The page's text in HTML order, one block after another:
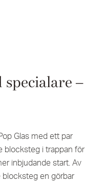
–
Glas med ett par
blocksteg i trappan för
inbjudande start. Av
en görbar